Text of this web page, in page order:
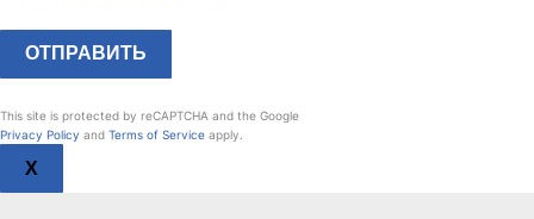
This site is protected by reCAPTCHA and the Google
Privacy Policy and Terms of Service apply.
X